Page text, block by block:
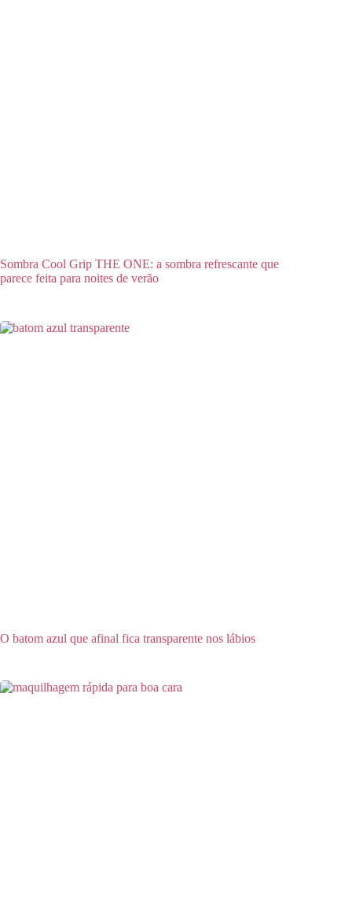
Sombra Cool Grip THE ONE: a sombra refrescante que
parece feita para noites de verão
O batom azul que afinal fica transparente nos lábios